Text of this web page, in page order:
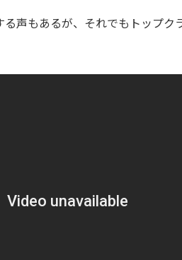
声もあるが、それでもトップク